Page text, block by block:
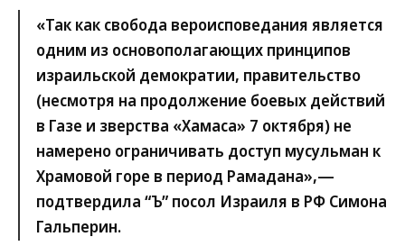
«Так как свобода вероисповедания является
одним из основополагающих принципов
израильской демократии, правительство
(несмотря на продолжение боевых действий
в Газе и зверства «Хамаса» 7 октября) не
намерено ограничивать доступ мусульман к
Храмовой горе в период Рамадана»,—
подтвердила “Ъ” посол Израиля в РФ Симона
Гальперин.